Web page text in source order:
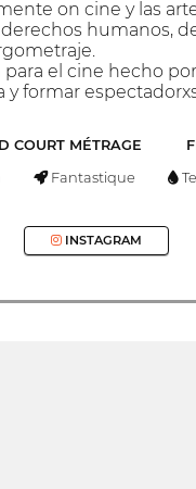
on cine y las
humanos,
el cine hecho
formar
COURT MÉTRAGE
Fantastique
INSTAGRAM